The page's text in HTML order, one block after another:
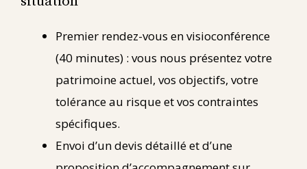
Premier rendez-vous en visioconférence
(40 minutes) : vous nous présentez votre
patrimoine actuel, vos objectifs, votre
tolérance au risque et vos contraintes
spécifiques.
Envoi d’un devis détaillé et d’une